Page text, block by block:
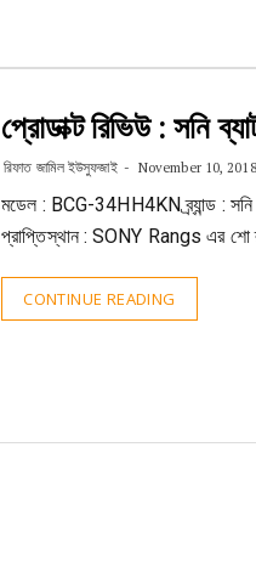
প্রোডাক্ট রিভিউ : সনি
রিফাত জামিল ইউসুফজাই November 10, 2018
মডেল : BCG-34HH4KN ব্র্যান্ড : সনি
প্রাপ্তিস্থান : SONY Rangs এর শো
CONTINUE READING